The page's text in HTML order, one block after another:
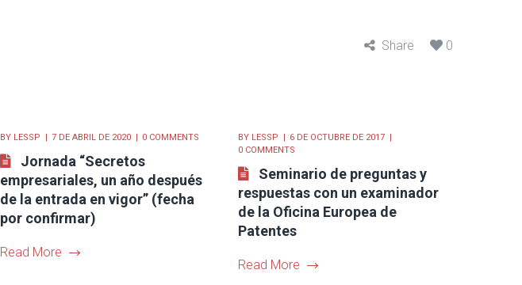
Share 0
BY LESSP 7 DE ABRIL DE 2020 0 COMMENTS
Jornada “Secretos
empresariales, un año después
de la entrada en vigor” (fecha
por confirmar)
Read More
BY LESSP
6 DE OCTUBRE DE 2017
0 COMMENTS
Seminario de preguntas y
respuestas con un examinador
de la Oficina Europea de
Patentes
Read More